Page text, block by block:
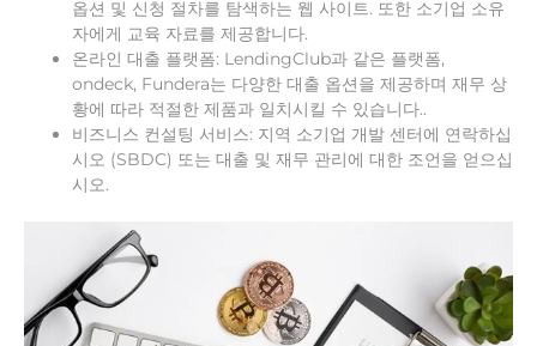
옵션 및 신청 절차를 탐색하는 웹 사이트. 또한 소기업 소유
자에게 교육 자료를 제공합니다.
온라인 대출 플랫폼: LendingClub과 같은 플랫폼,
ondeck, Fundera는 다양한 대출 옵션을 제공하며 재무 상
황에 따라 적절한 제품과 일치시킬 수 있습니다..
비즈니스 컨설팅 서비스: 지역 소기업 개발 센터에 연락하십
시오 (SBDC) 또는 대출 및 재무 관리에 대한 조언을 얻으십
시오.